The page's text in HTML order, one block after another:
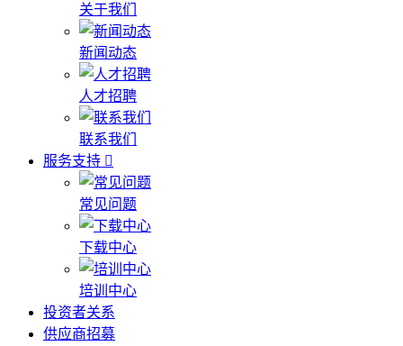
关于我们
新闻动态
人才招聘
联系我们
服务支持
常见问题
下载中心
培训中心
投资者关系
供应商招募